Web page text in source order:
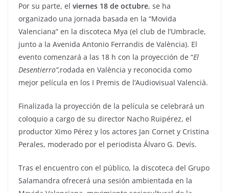
Por su parte, el viernes 18 de octubre, se ha
organizado una jornada basada en la “Movida
Valenciana” en la discoteca Mya (el club de l’Umbracle,
junto a la Avenida Antonio Ferrandis de València). El
evento comenzará a las 18 h con la proyección de “El
Desentierro”,rodada en València y reconocida como
mejor película en los I Premis de l’Audiovisual Valencià.
Finalizada la proyección de la película se celebrará un
coloquio a cargo de su director Nacho Ruipérez, el
productor Ximo Pérez y los actores Jan Cornet y Cristina
Perales, moderado por el periodista Álvaro G. Devís.
Tras el encuentro con el público, la discoteca del Grupo
Salamandra ofrecerá una sesión ambientada en la